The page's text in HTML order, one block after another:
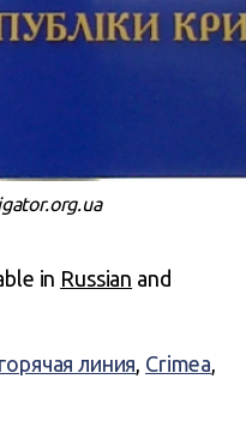
in Russian and
горячая линия, Crimea,